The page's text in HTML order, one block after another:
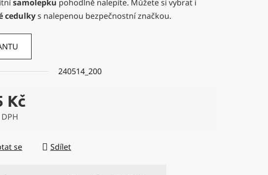
samolepku pohodlně nalepíte. Můžete si vybrat i
cedulkys nalepenou bezpečnostní značkou.
240514_200
Kč
se Sdílet